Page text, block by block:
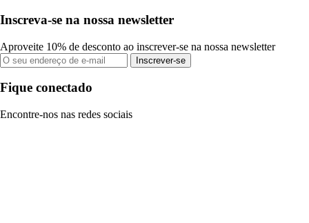
Inscreva-se na nossa newsletter
Aproveite 10% de desconto ao inscrever-se na nossa newsletter
Inscrever-se
Fique conectado
Encontre-nos nas redes sociais